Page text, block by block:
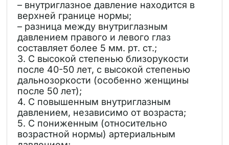
– внутриглазное давление находится в
верхней границе нормы;
– разница между внутриглазным
давлением правого и левого глаз
составляет более 5 мм. рт. ст.;
3. С высокой степенью близорукости
после 40-50 лет, с высокой степенью
дальнозоркости (особенно женщины
после 50 лет);
4. С повышенным внутриглазным
давлением, независимо от возраста;
5. С пониженным (относительно
возрастной нормы) артериальным